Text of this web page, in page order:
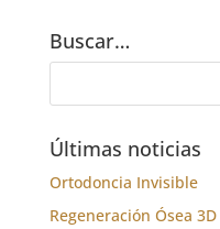
Buscar…
Últimas noticias
Ortodoncia Invisible
Regeneración Ósea